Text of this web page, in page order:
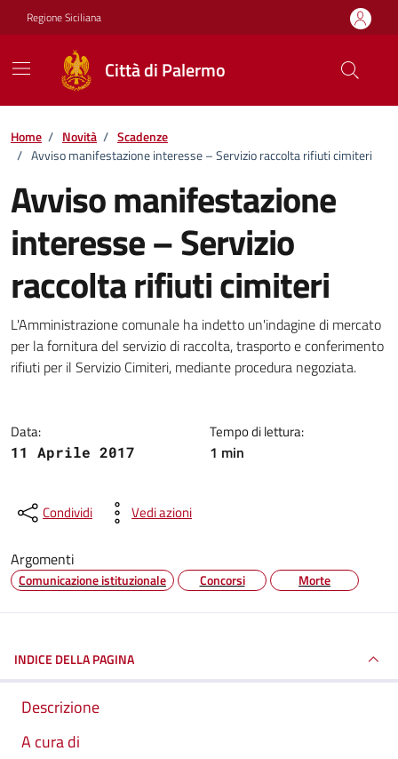
Vai ai contenuti
Vai al footer
Regione Siciliana
Città di Palermo
Home / Novità / Scadenze
/ Avviso manifestazione interesse – Servizio raccolta rifiuti cimiteri
Avviso manifestazione
interesse – Servizio
raccolta rifiuti cimiteri
Dettagli della notizia
L'Amministrazione comunale ha indetto un'indagine di mercato
per la fornitura del servizio di raccolta, trasporto e conferimento
rifiuti per il Servizio Cimiteri, mediante procedura negoziata.
Data:
11 Aprile 2017
Tempo di lettura:
1 min
Condividi Vedi azioni
Argomenti
Comunicazione istituzionale Concorsi Morte
INDICE DELLA PAGINA
Descrizione
A cura di